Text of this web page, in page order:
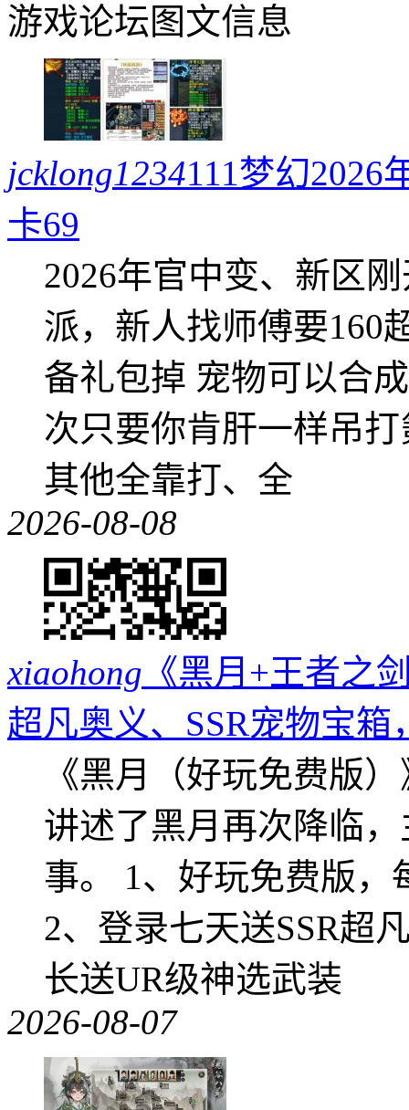
游戏论坛图文信息
jcklong1234111梦幻2026
卡69
2026年官中变、新区
派，新人找师傅要160
备礼包掉 宠物可以合
次只要你肯肝一样吊
其他全靠打、全
2026-08-08
xiaohong 《黑月+王者之
超凡奥义、SSR宠物宝箱
《黑月（好玩免费版
讲述了黑月再次降临
事。 1、好玩免费版，
2、登录七天送SSR超
长送UR级神选武装
2026-08-07